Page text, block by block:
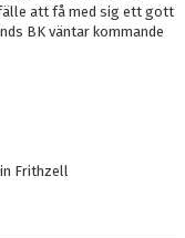
att få med sig ett gott
BK väntar kommande
Frithzell